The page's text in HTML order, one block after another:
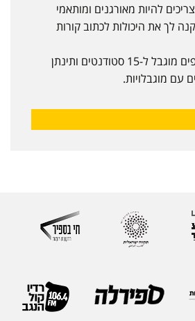
להיות מאורגנים ומותאמי
לך את היכולות לכתוב קורות
* מספר המשתתפים מוגבל ל-15 סטודנטים ותינתן
עם מוגבלויות.